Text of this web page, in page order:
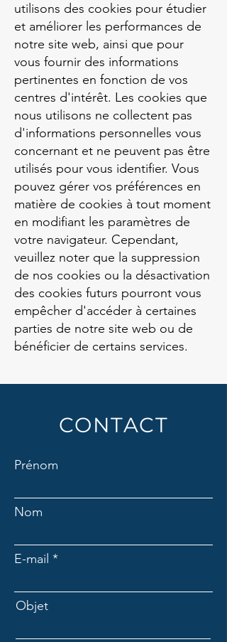
utilisons des cookies pour étudier
et améliorer les performances de
notre site web, ainsi que pour
vous fournir des informations
pertinentes en fonction de vos
centres d'intérêt. Les cookies que
nous utilisons ne collectent pas
d'informations personnelles vous
concernant et ne peuvent pas être
utilisés pour vous identifier. Vous
pouvez gérer vos préférences en
matière de cookies à tout moment
en modifiant les paramètres de
votre navigateur. Cependant,
veuillez noter que la suppression
de nos cookies ou la désactivation
des cookies futurs pourront vous
empêcher d'accéder à certaines
parties de notre site web ou de
bénéficier de certains services.
CONTACT
Prénom
Nom
E-mail
Objet